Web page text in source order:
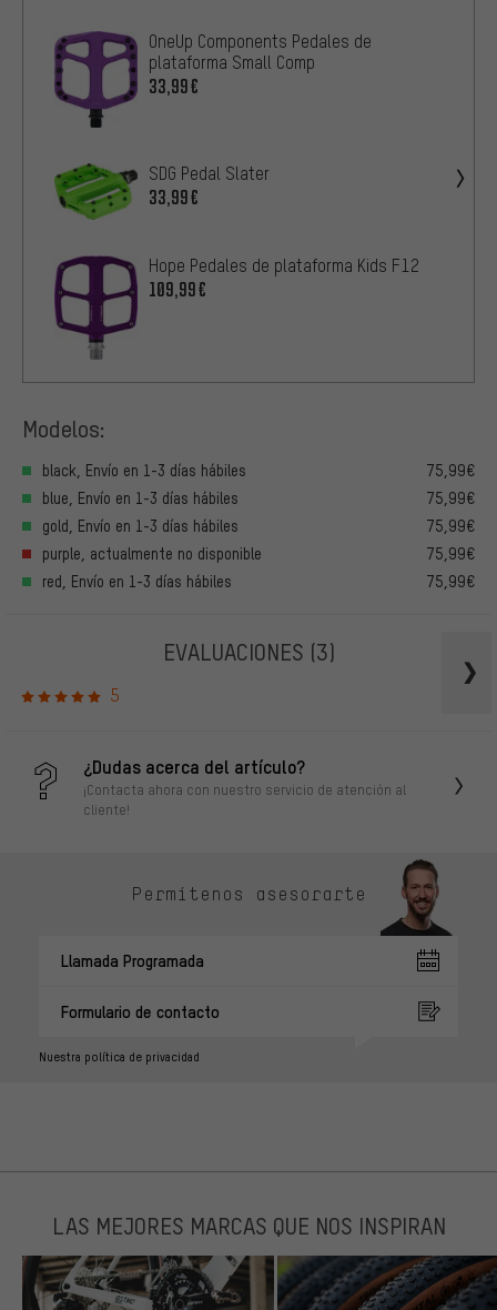
OneUp Components Pedales de
plataforma Small Comp
33,99€
SDG Pedal Slater
33,99€
Hope Pedales de plataforma Kids F12
109,99€
Modelos:
black, Envío en 1-3 días hábiles
75,99€
blue, Envío en 1-3 días hábiles
75,99€
gold, Envío en 1-3 días hábiles
75,99€
purple, actualmente no disponible
75,99€
red, Envío en 1-3 días hábiles
75,99€
EVALUACIONES (3)
5
¿Dudas acerca del artículo?
¡Contacta ahora con nuestro servicio de atención al
cliente!
Permítenos asesorarte
Llamada Programada
Formulario de contacto
Nuestra política de privacidad
LAS MEJORES MARCAS QUE NOS INSPIRAN